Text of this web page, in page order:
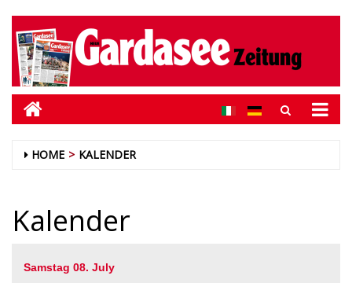
HOME KALENDER
Kalender
Samstag 08. July